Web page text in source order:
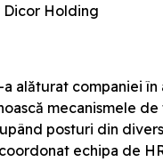
Holding
alăturat companiei în
mecanismele
posturi din
echipa de